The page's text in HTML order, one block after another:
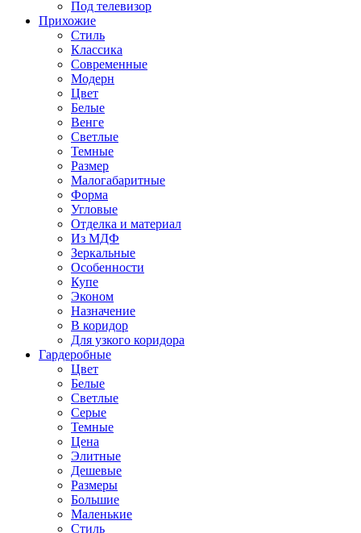
Под телевизор
Прихожие
Стиль
Классика
Современные
Модерн
Цвет
Белые
Венге
Светлые
Темные
Размер
Малогабаритные
Форма
Угловые
Отделка и материал
Из МДФ
Зеркальные
Особенности
Купе
Эконом
Назначение
В коридор
Для узкого коридора
Гардеробные
Цвет
Белые
Светлые
Серые
Темные
Цена
Элитные
Дешевые
Размеры
Большие
Маленькие
Стиль